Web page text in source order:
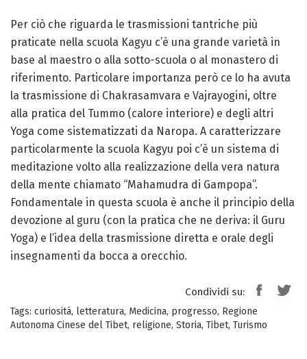
Per ciò che riguarda le trasmissioni tantriche più
praticate nella scuola Kagyu c’è una grande varietà in
base al maestro o alla sotto-scuola o al monastero di
riferimento. Particolare importanza però ce lo ha avuta
la trasmissione di Chakrasamvara e Vajrayogini, oltre
alla pratica del Tummo (calore interiore) e degli altri
Yoga come sistematizzati da Naropa. A caratterizzare
particolarmente la scuola Kagyu poi c’è un sistema di
meditazione volto alla realizzazione della vera natura
della mente chiamato “Mahamudra di Gampopa”.
Fondamentale in questa scuola è anche il principio della
devozione al guru (con la pratica che ne deriva: il Guru
Yoga) e l’idea della trasmissione diretta e orale degli
insegnamenti da bocca a orecchio.
Condividi su:
Tags: curiosità, letteratura, Medicina, progresso, Regione
Autonoma Cinese del Tibet, religione, Storia, Tibet, Turismo